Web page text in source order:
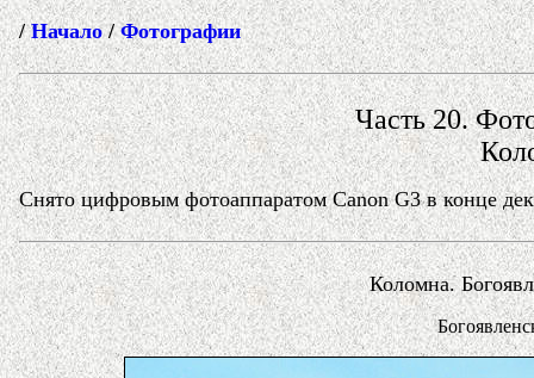
/Начало/Фотографии
Часть 20.
Снято цифровым фотоаппаратом Canon G3 в конце
Коломна.